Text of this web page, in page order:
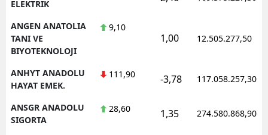
Osmaniye
ELEKTRIK
ANGEN ANATOLIA
TANI VE
BIYOTEKNOLOJI
9,10
1,00 12.505.277,50
ANHYT ANADOLU
HAYAT EMEK.
111,90 -3,78 117.058.257,30
ANSGR ANADOLU
SIGORTA
28,60 1,35 274.580.868,90